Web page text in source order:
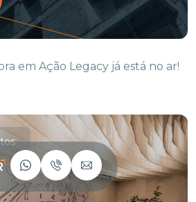
em Ação Legacy já está no ar!